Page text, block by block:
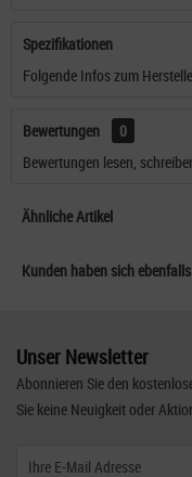
Spezifikationen
Folgende Infos zum
Bewertungen
0
Bewertungen lesen,
Ähnliche Artikel
Kunden haben sich
Unser Newsletter
Abonnieren Sie den
Sie keine Neuigkeit oder